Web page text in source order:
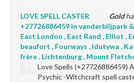
Gold
LOVE SPELL CASTER
+27726886459 in vanderbiljpark
East London , East Rand , Elliot ,
beaufort , Fourways , Idutywa ,
frère , Lichtenburg , Mount
Love Spells (+27726886459)
Psychic -Witchcraft spell